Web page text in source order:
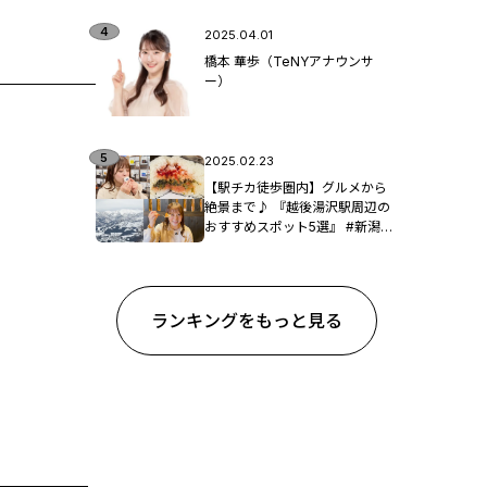
2025.04.01
橋本 華歩（TeNYアナウンサ
ー）
2025.02.23
【駅チカ徒歩圏内】グルメから
絶景まで♪ 『越後湯沢駅周辺の
おすすめスポット5選』 #新潟観
ランキングをもっと見る